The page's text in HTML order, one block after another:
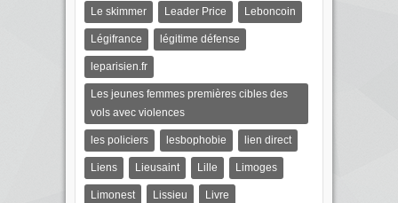
Le skimmer Leader Price Leboncoin
Légifrance légitime défense
leparisien.fr
Les jeunes femmes premières cibles des
vols avec violences
les policiers lesbophobie lien direct
Liens Lieusaint Lille Limoges
Limonest Lissieu Livre